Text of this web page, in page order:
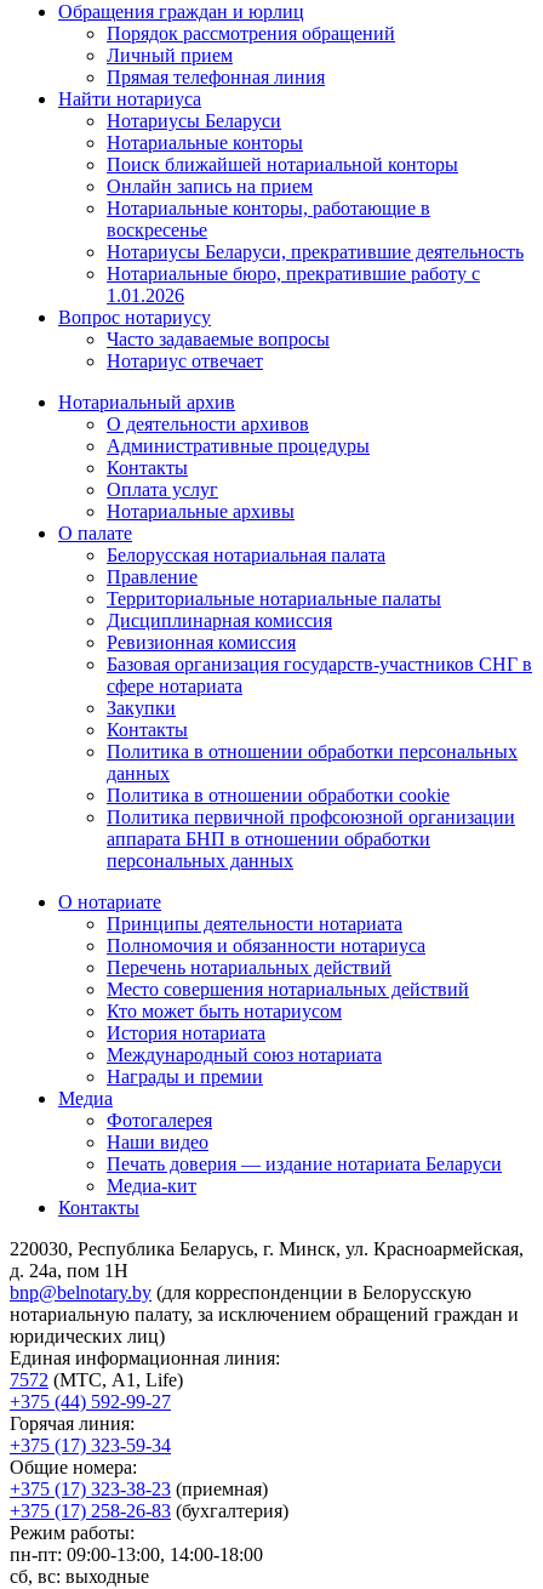
Обращения граждан и юрлиц
Порядок рассмотрения обращений
Личный прием
Прямая телефонная линия
Найти нотариуса
Нотариусы Беларуси
Нотариальные конторы
Поиск ближайшей нотариальной конторы
Онлайн запись на прием
Нотариальные конторы, работающие в
воскресенье
Нотариусы Беларуси, прекратившие деятельность
Нотариальные бюро, прекратившие работу с
1.01.2026
Вопрос нотариусу
Часто задаваемые вопросы
Нотариус отвечает
Нотариальный архив
О деятельности архивов
Административные процедуры
Контакты
Оплата услуг
Нотариальные архивы
О палате
Белорусская нотариальная палата
Правление
Территориальные нотариальные палаты
Дисциплинарная комиссия
Ревизионная комиссия
Базовая организация государств-участников СНГ в
сфере нотариата
Закупки
Контакты
Политика в отношении обработки персональных
данных
Политика в отношении обработки cookie
Политика первичной профсоюзной организации
аппарата БНП в отношении обработки
персональных данных
О нотариате
Принципы деятельности нотариата
Полномочия и обязанности нотариуса
Перечень нотариальных действий
Место совершения нотариальных действий
Кто может быть нотариусом
История нотариата
Международный союз нотариата
Награды и премии
Медиа
Фотогалерея
Наши видео
Печать доверия — издание нотариата Беларуси
Медиа-кит
Контакты
220030, Республика Беларусь, г. Минск, ул. Красноармейская,
д. 24а, пом 1Н
bnp@belnotary.by (для корреспонденции в Белорусскую
нотариальную палату, за исключением обращений граждан и
юридических лиц)
Единая информационная линия:
7572 (МТС, A1, Life)
+375 (44) 592-99-27
Горячая линия:
+375 (17) 323-59-34
Общие номера:
+375 (17) 323-38-23 (приемная)
+375 (17) 258-26-83 (бухгалтерия)
Режим работы:
пн-пт: 09:00-13:00, 14:00-18:00
сб, вс: выходные